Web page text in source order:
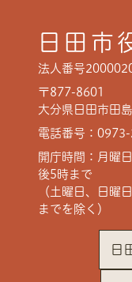
日田市
法人番号
〒877-8601
大分県日田市田
電話番号：
開庁時間：月曜
後5時まで
（土曜日、日曜
までを除く）
日